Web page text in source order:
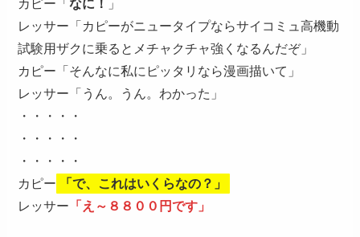
カピー「なに！
」
レッサー「カピーがニュータイプならサイコミュ高機動
試験用ザクに乗るとメチャクチャ強くなるんだぞ」
カピー「そんなに私にピッタリなら漫画描いて」
レッサー「うん。うん。わかった」
・・・・・
・・・・・
・・・・・
カピー
「で、これはいくらなの？」
レッサー 「え～８８００円です」